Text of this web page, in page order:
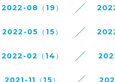
2022-08（19）
2022-05（15）
2022-02（14）
2021-11（15）